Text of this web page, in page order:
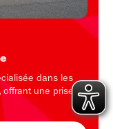
dans les
offrant une prise en